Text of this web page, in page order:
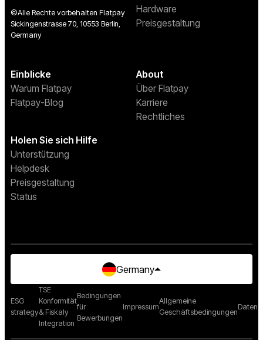
©Alle Rechte vorbehalten Flatpay
Sickingenstrasse 70, 10553 Berlin,
Germany
Hardware
Preisgestaltung
Einblicke
Warum Flatpay
Flatpay-Blog
About
Über Flatpay
Karriere
Rechtliches
Holen Sie sich Hilfe
Unterstützung
Helpdesk
Preisgestaltung
Status
Germany
ESG
strategy
TSE
Konformität
& Fiskaly
Integration
Bedingungen
für
Bewerbungen
Impressum
Allgemeine
Geschäftsbedingungen